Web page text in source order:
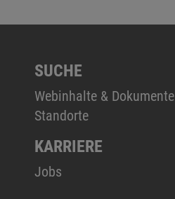
SUCHE
Webinhalte & Dokumente
Standorte
KARRIERE
Jobs